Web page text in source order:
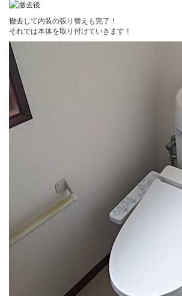
撤去して内装の張り替えも完了！
それでは本体を取り付けていきます！